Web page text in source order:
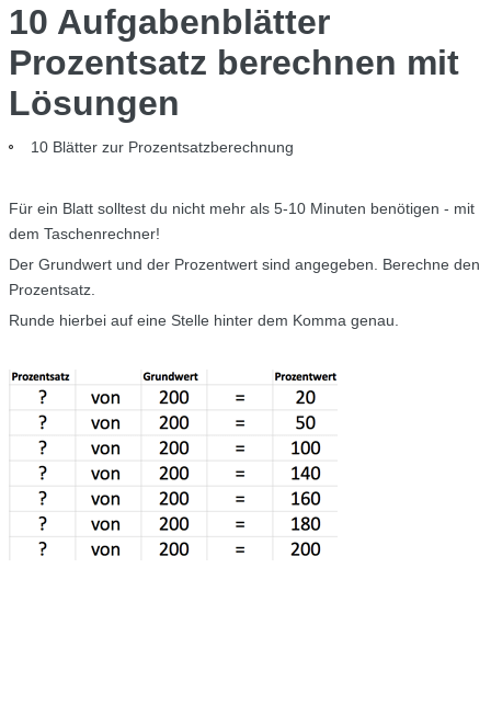
10 Aufgabenblätter
Prozentsatz berechnen mit
Lösungen
10 Blätter zur Prozentsatzberechnung
Für ein Blatt solltest du nicht mehr als 5-10 Minuten benötigen - mit
dem Taschenrechner!
Der Grundwert und der Prozentwert sind angegeben. Berechne den
Prozentsatz.
Runde hierbei auf eine Stelle hinter dem Komma genau.